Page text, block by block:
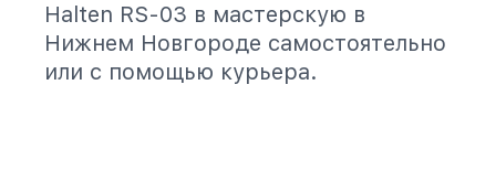
Halten RS-03 в мастерскую в
Нижнем Новгороде самостоятельно
или с помощью курьера.